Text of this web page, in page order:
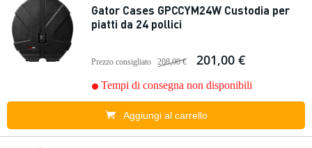
Gator Cases GPCCYM24W Custodia per
piatti da 24 pollici
Prezzo consigliato 208,00 € 201,00 €
Tempi di consegna non disponibili
Aggiungi al carrello